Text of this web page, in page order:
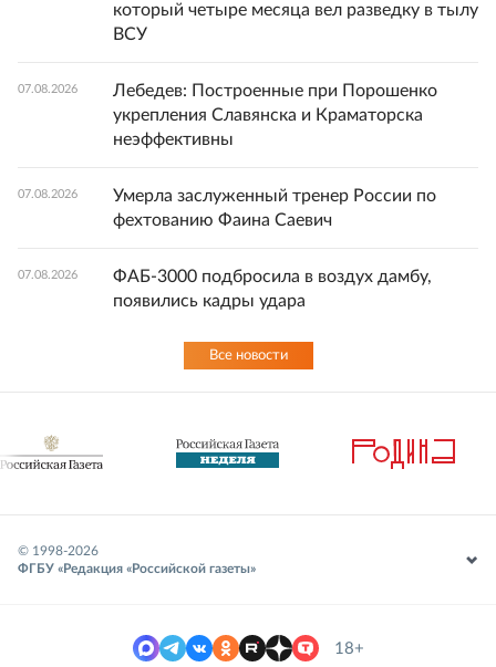
который четыре месяца вел разведку в тылу
ВСУ
07.08.2026
Лебедев: Построенные при Порошенко
укрепления Славянска и Краматорска
неэффективны
07.08.2026
Умерла заслуженный тренер России по
фехтованию Фаина Саевич
07.08.2026
ФАБ-3000 подбросила в воздух дамбу,
появились кадры удара
Все новости
© 1998-2026
ФГБУ «Редакция «Российской газеты»
18+